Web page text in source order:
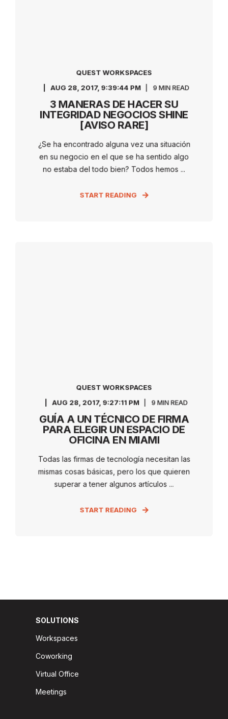
QUEST WORKSPACES
AUG 28, 2017, 9:39:44 PM
9 MIN READ
3 MANERAS DE HACER SU
INTEGRIDAD NEGOCIOS SHINE
[AVISO RARE]
¿Se ha encontrado alguna vez una situación
en su negocio en el que se ha sentido algo
no estaba del todo bien? Todos hemos ...
START READING
QUEST WORKSPACES
AUG 28, 2017, 9:27:11 PM
9 MIN READ
GUÍA A UN TÉCNICO DE FIRMA
PARA ELEGIR UN ESPACIO DE
OFICINA EN MIAMI
Todas las firmas de tecnología necesitan las
mismas cosas básicas, pero los que quieren
superar a tener algunos artículos ...
START READING
SOLUTIONS
Workspaces
Coworking
Virtual Office
Meetings